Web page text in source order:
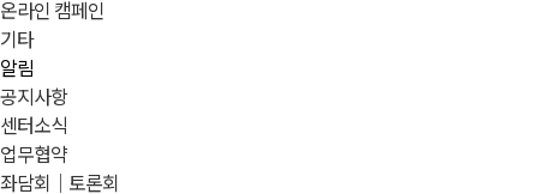
온라인 캠페인
기타
알림
공지사항
센터소식
업무협약
좌담회｜토론회